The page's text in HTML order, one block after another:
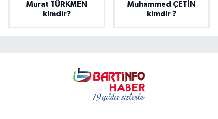
Murat TÜRKMEN
kimdir?
Muhammed ÇETİN
kimdir ?